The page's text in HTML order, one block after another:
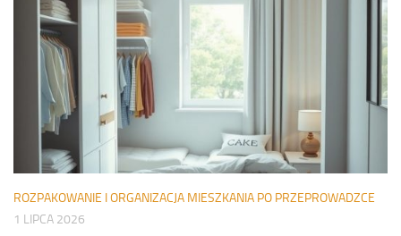
ROZPAKOWANIE I ORGANIZACJA MIESZKANIA PO PRZEPROWADZCE
1 LIPCA 2026